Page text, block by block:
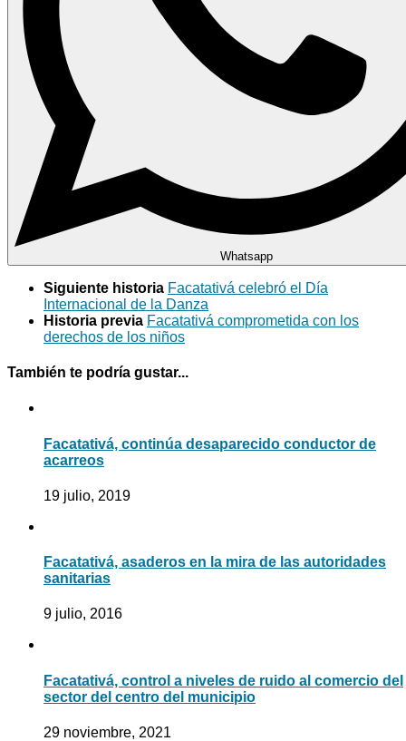
Whatsapp
Siguiente historia Facatativá celebró el Día
Internacional de la Danza
Historia previa Facatativá comprometida con los
derechos de los niños
También te podría gustar...
Facatativá, continúa desaparecido conductor de
acarreos
19 julio, 2019
Facatativá, asaderos en la mira de las autoridades
sanitarias
9 julio, 2016
Facatativá, control a niveles de ruido al comercio del
sector del centro del municipio
29 noviembre, 2021